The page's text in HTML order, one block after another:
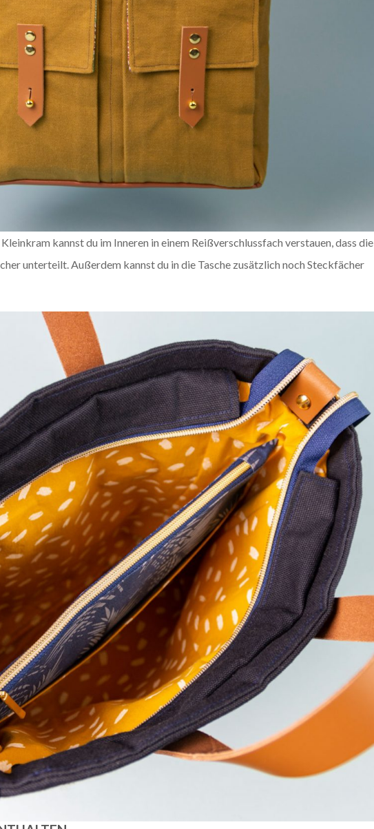
kannst du im Inneren in einem Reißverschlussfach verstauen, dass die
unterteilt. Außerdem kannst du in die Tasche zusätzlich noch Steckfächer